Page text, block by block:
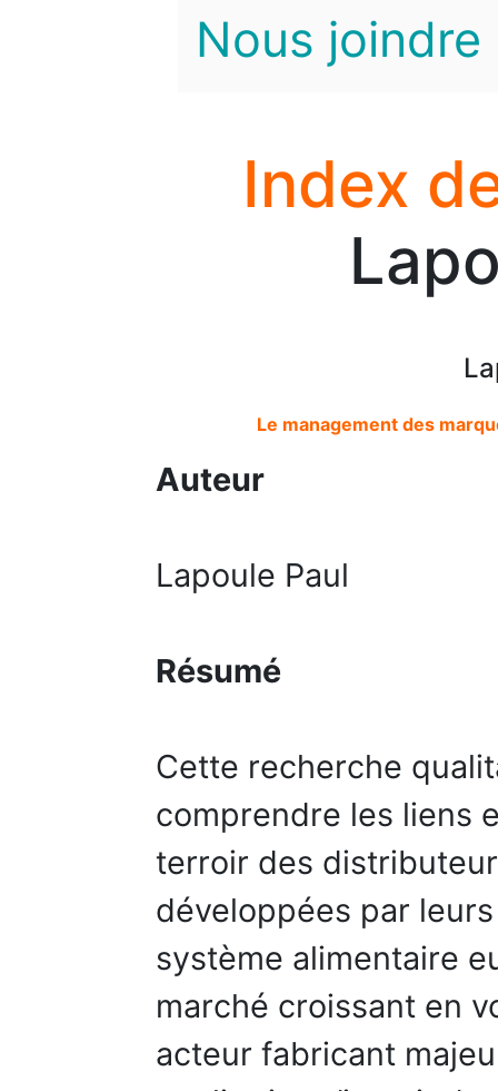
Nous joindre
Index
Le management des
Auteur
Lapoule Paul
Résumé
Cette recherche
comprendre les liens
terroir des
développées par
système alimentaire
marché croissant en
acteur fabricant